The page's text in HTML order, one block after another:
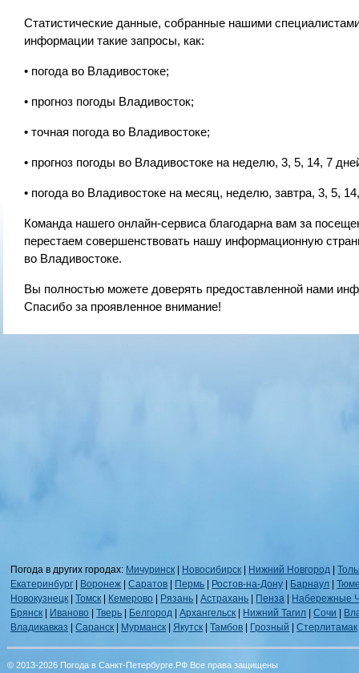
Статистические данные, собранные нашими
информации такие запросы, как:
• погода во Владивостоке;
• прогноз погоды Владивосток;
• точная погода во Владивостоке;
• прогноз погоды во Владивостоке на неделю, 3, 5, 14, 7
• погода во Владивостоке на месяц, неделю, завтра, 3, 5,
Команда нашего онлайн-сервиса благодарна вам за
перестаем совершенствовать нашу информационную
во Владивостоке.
Вы полностью можете доверять предоставленной нами
Спасибо за проявленное внимание!
Погода в других городах: Мичуринск | Новосибирск | Нижний Новгород |
Екатеринбург | Воронеж |Саратов | Пермь | Ростов-на-Дону | Барнаул |
Новокузнецк |Томск | Кемерово | Рязань |Астрахань | Пенза | Набережные
Брянск | Иваново |Тверь | Белгород |Архангельск | Нижний Тагил |Сочи |
Владикавказ |Саранск | Мурманск | Якутск |Тамбов | Грозный |Стерлитамак
© 2013-2026 Погода в Санкт-Петербурге.РФ Все права защищены